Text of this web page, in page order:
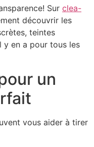
Sur clea-
découvrir les
teintes
y en a pour tous les
un
vous aider à tirer